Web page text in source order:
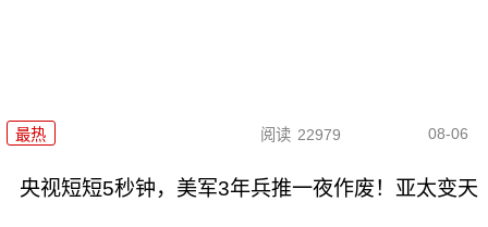
最热 阅读 22979 08-06
央视短短5秒钟，美军3年兵推一夜作废！亚太变天